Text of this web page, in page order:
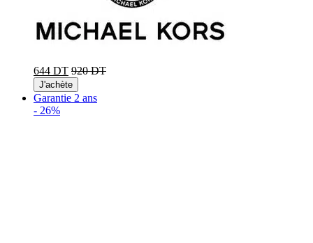
644 DT 920 DT
J'achète
Garantie 2 ans
- 26%